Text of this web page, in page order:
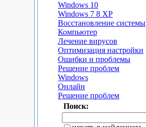
Windows 10
Windows 7 8 XP
Восстановление системы
Компьютер
Лечение вирусов
Оптимизация настройки
Ошибки и проблемы
Решение проблем
Windows
Онлайн
Решение проблем
Поиск: